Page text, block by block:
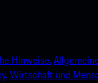
Hinweise.
Wirtschaft und